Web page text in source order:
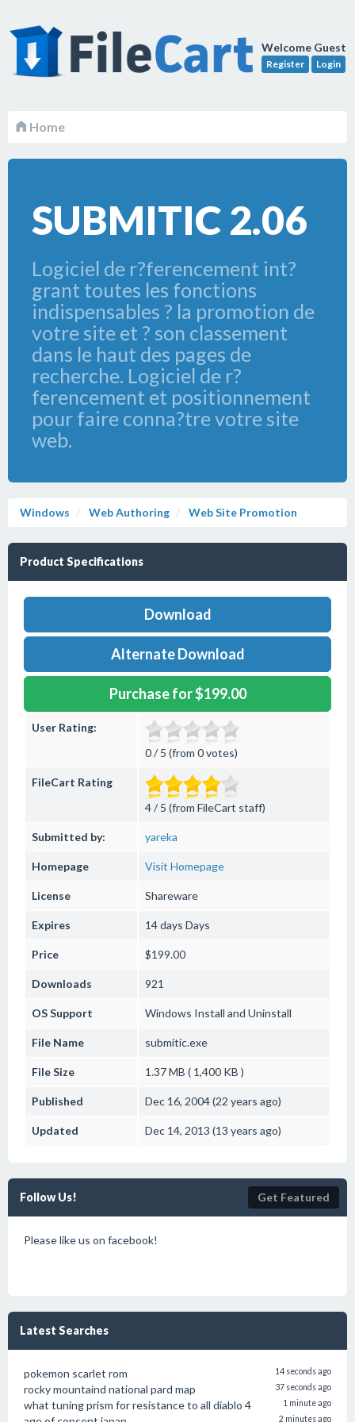
Welcome Guest
Register Login
Home
SUBMITIC 2.06
Logiciel de r?ferencement int?
grant toutes les fonctions
indispensables ? la promotion de
votre site et ? son classement
dans le haut des pages de
recherche. Logiciel de r?
ferencement et positionnement
pour faire conna?tre votre site
web.
Windows Web Authoring Web Site Promotion
Product Specifications
Download
Alternate Download
Purchase for $199.00
User Rating:
0 / 5 (from 0 votes)
FileCart Rating
4 / 5 (from FileCart staff)
Submitted by: yareka
Homepage Visit Homepage
License Shareware
Expires 14 days Days
Price $199.00
Downloads 921
OS Support Windows Install and Uninstall
File Name submitic.exe
File Size 1.37 MB ( 1,400 KB )
Published Dec 16, 2004 (22 years ago)
Updated Dec 14, 2013 (13 years ago)
Follow Us! Get Featured
Please like us on facebook!
Latest Searches
pokemon scarlet rom 14 seconds ago
rocky mountaind national pard map 37 seconds ago
what tuning prism for resistance to all diablo 4 1 minute ago
2 minutes ago